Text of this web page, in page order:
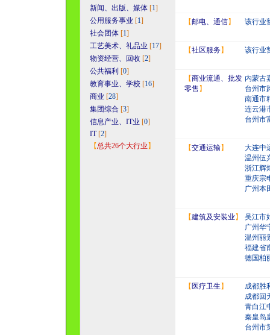
新闻、出版、媒体 [1]
公用服务事业 [1]
社会团体 [1]
工艺美术、礼品业 [17]
物资经营、回收 [2]
公共福利 [0]
教育事业、学校 [16]
商业 [28]
集团综合 [3]
信息产业、IT业 [0]
IT [2]
【总共26个大行业 】
【邮电、通信】 该行业
【社区服务】 该行业
【商业流通、批发
零售 】
内蒙古
台州市
南通市
连云港
台州市
【交通运输】
大连中
温州伍
浙江辉
重庆宗
广州本
【建筑及安装业 】
吴江市
广州华
温州丽
福建省
德国柏
【 医疗卫生 】
成都胜
成都回
青白江
秦皇岛
台州市